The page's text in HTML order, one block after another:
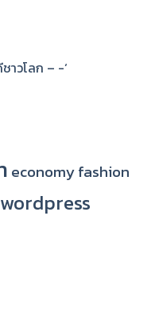
าวโลก – -‘
economyfashion
wordpress